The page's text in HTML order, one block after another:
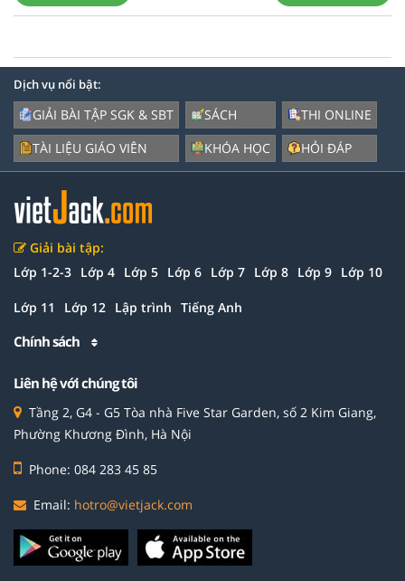
Dịch vụ nổi bật:
GIẢI BÀI TẬP SGK & SBT
TÀI LIỆU GIÁO VIÊN
SÁCH
KHÓA HỌC
THI ONLINE
HỎI ĐÁP
Giải bài tập:
Lớp 1-2-3 Lớp 4 Lớp 5 Lớp 6 Lớp 7 Lớp 8 Lớp 9 Lớp 10
Lớp 11 Lớp 12 Lập trình Tiếng Anh
Chính sách
Liên hệ với chúng tôi
Tầng 2, G4 - G5 Tòa nhà Five Star Garden, số 2 Kim Giang,
Phường Khương Đình, Hà Nội
Phone: 084 283 45 85
Email: hotro@vietjack.com